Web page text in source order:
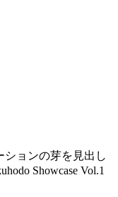
ョンの芽を見出し
Showcase Vol.1